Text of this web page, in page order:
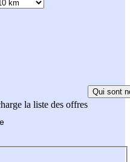
la liste des offres
Qui sont